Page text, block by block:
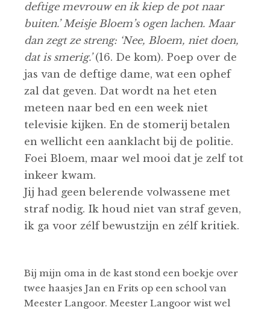
deftige mevrouw en ik kiep de pot naar
buiten.’ Meisje Bloem’s ogen lachen. Maar
dan zegt ze streng: ‘Nee, Bloem, niet doen,
dat is smerig.’(16. De kom). Poep over de
jas van de deftige dame, wat een ophef
zal dat geven. Dat wordt na het eten
meteen naar bed en een week niet
televisie kijken. En de stomerij betalen
en wellicht een aanklacht bij de politie.
Foei Bloem, maar wel mooi dat je zelf tot
inkeer kwam.
Jij had geen belerende volwassene met
straf nodig. Ik houd niet van straf geven,
ik ga voor zélf bewustzijn en zélf kritiek.
Bij mijn oma in de kast stond een boekje over
twee haasjes Jan en Frits op een school van
Meester Langoor. Meester Langoor wist wel